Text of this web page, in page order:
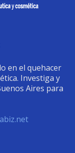
en el quehacer
Investiga y
Aires para